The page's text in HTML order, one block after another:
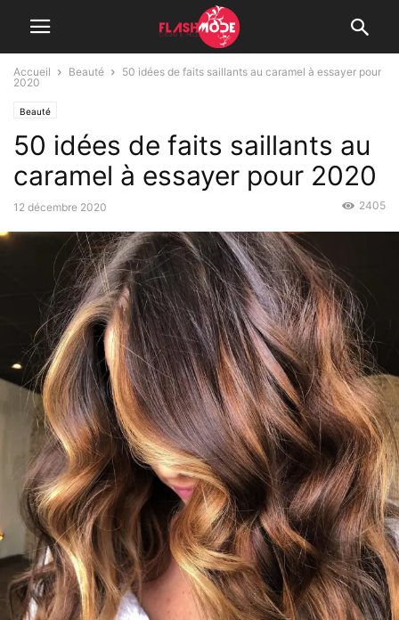
Accueil Beauté
50 idées de faits saillants au caramel à essayer pour
2020
Beauté
50 idées de faits saillants au
caramel à essayer pour 2020
12 décembre 2020 2405